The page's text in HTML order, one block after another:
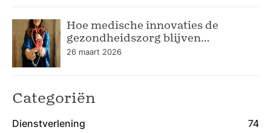
Hoe medische innovaties de
gezondheidszorg blijven
verbeteren
26 maart 2026
Categoriën
Dienstverlening 74